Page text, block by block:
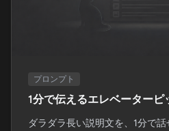
プロンプト
1分で伝えるエレベーターピ
ダラダラ長い説明文を、1分で